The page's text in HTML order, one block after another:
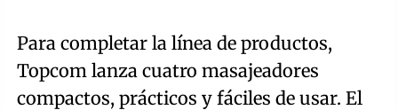
Para completar la línea de productos,
Topcom lanza cuatro masajeadores
compactos, prácticos y fáciles de usar. El